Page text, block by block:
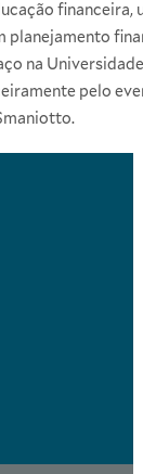
na
pelo